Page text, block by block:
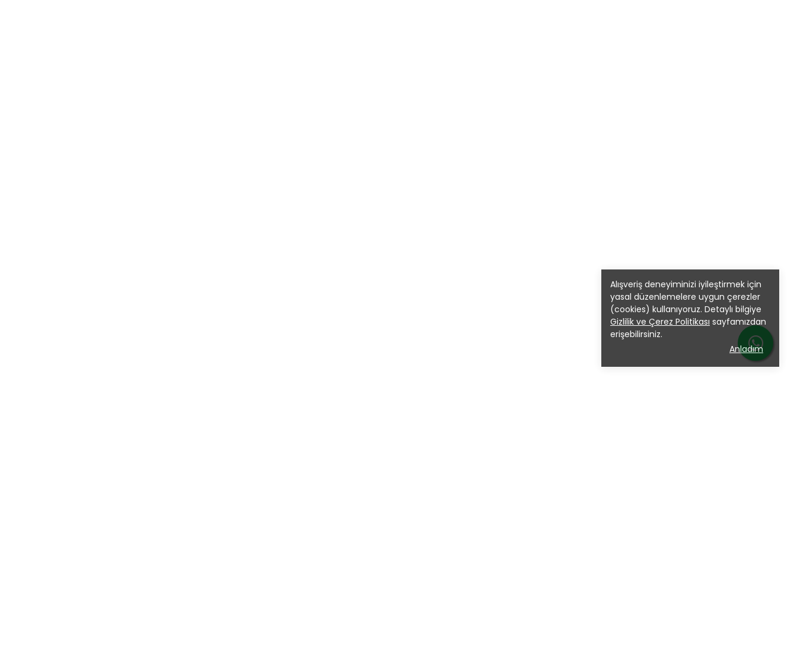
Alışveriş deneyiminizi iyileştirmek için
yasal düzenlemelere uygun çerezler
(cookies) kullanıyoruz. Detaylı bilgiye
Gizlilik ve Çerez Politikası sayfamızdan
erişebilirsiniz.
Anladım